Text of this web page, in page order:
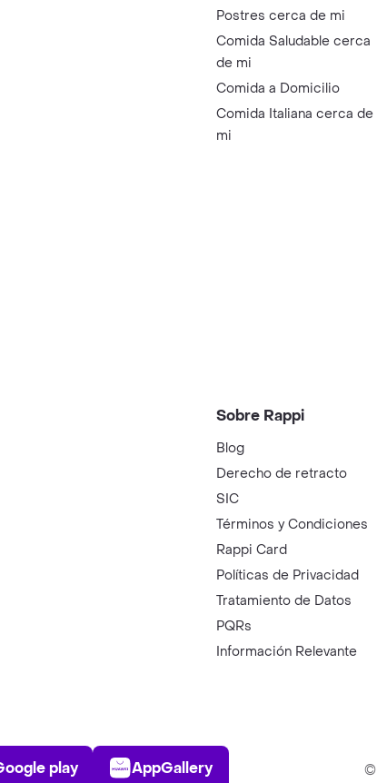
Postres cerca de mi
Comida Saludable cerca
de mi
Comida a Domicilio
Comida Italiana cerca de
mi
Sobre Rappi
Blog
Derecho de retracto
SIC
Términos y Condiciones
Rappi Card
Políticas de Privacidad
Tratamiento de Datos
PQRs
Información Relevante
Play Store
play
AppGallery
AppGallery ©